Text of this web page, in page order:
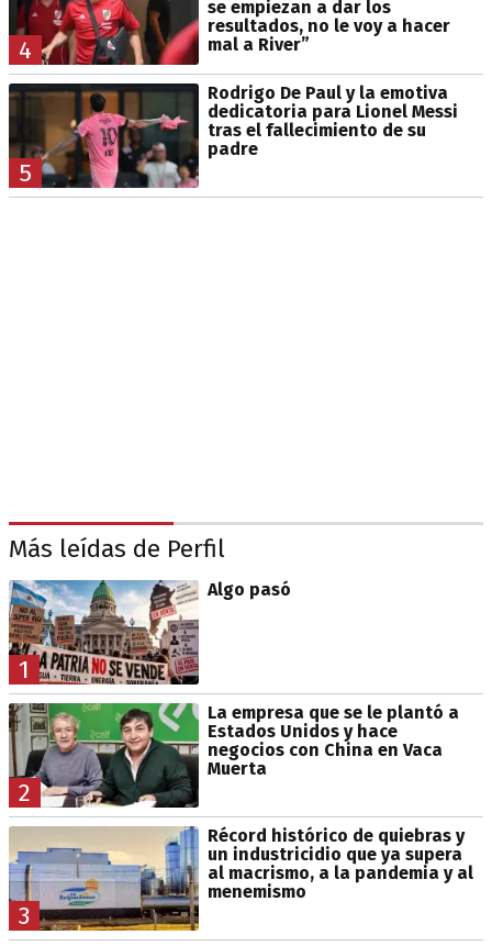
4
se empiezan a dar los
resultados, no le voy a hacer
mal a River”
5
Rodrigo De Paul y la emotiva
dedicatoria para Lionel Messi
tras el fallecimiento de su
padre
Más leídas de Perfil
1
Algo pasó
2
La empresa que se le plantó a
Estados Unidos y hace
negocios con China en Vaca
Muerta
3
Récord histórico de quiebras y
un industricidio que ya supera
al macrismo, a la pandemia y al
menemismo